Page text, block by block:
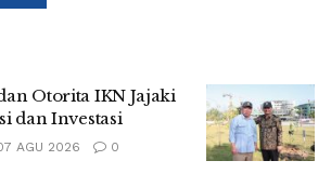
Otorita IKN Jajaki
dan Investasi
AGU 2026 0